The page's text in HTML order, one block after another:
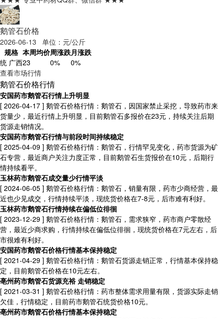
鹅管石价格
2026-06-13 单位：元/公斤
规格 本周均价周涨跌月涨跌
统 广西23 0%
0%
查看市场行情
鹅管石价格行情
安国药市鹅管石行情上升明显
[ 2026-04-17 ] 鹅管石价格行情：鹅管石，因国家禁止采挖，导致药市来
货量少，最近行情上升明显，目前鹅管石多报价在23元，持续关注后期
货源走销情况。
安国药市鹅管石行情与前段时间持续稳定
[ 2025-04-09 ] 鹅管石价格行情：鹅管石，行情罕见变化，药市货源为矿
石专营，最近商户关注力度正常，目前鹅管石生货报价在10元，后期行
情持续看平。
玉林药市鹅管石成交量少行情平淡
[ 2024-06-05 ] 鹅管石价格行情：鹅管石，销量有限，药市少商经营，最
近也少见成交，行情持续平淡，现统货价格在7-8元，后市难有利好。
玉林药市鹅管石行情持续在偏低位徘徊
[ 2023-12-29 ] 鹅管石价格行情：鹅管石，需求狭窄，药市商户零散经
营，最近少商求购，行情持续在偏低位徘徊，现统货价格在7元左右，后
市很难有利好。
安国药市鹅管石价格行情基本保持稳定
[ 2021-04-29 ] 鹅管石价格行情：鹅管石货源走销正常，行情基本保持稳
定，目前鹅管石价格在10元左右。
亳州药市鹅管石货源充裕 走销稳定
[ 2021-03-31 ] 鹅管石价格行情：药市整体需求用量有限，货源实际走销
欠佳，行情稳定，目前药市鹅管石统货价格10元。
亳州药市鹅管石价格行情基本保持稳定